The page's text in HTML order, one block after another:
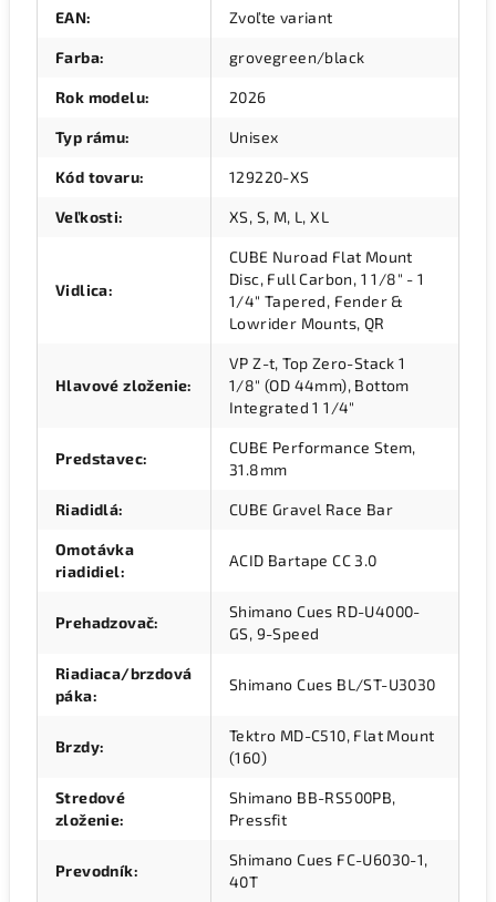
EAN: Zvoľte variant
Farba: grovegreen/black
Rok modelu: 2026
Typ rámu: Unisex
Kód tovaru: 129220-XS
Veľkosti: XS, S, M, L, XL
Vidlica:
CUBE Nuroad Flat Mount
Disc, Full Carbon, 1 1/8" - 1
1/4" Tapered, Fender &
Lowrider Mounts, QR
Hlavové zloženie:
VP Z-t, Top Zero-Stack 1
1/8" (OD 44mm), Bottom
Integrated 1 1/4"
Predstavec:
CUBE Performance Stem,
31.8mm
Riadidlá: CUBE Gravel Race Bar
Omotávka
riadidiel:
ACID Bartape CC 3.0
Prehadzovač:
Shimano Cues RD-U4000-
GS, 9-Speed
Riadiaca/brzdová
páka:
Shimano Cues BL/ST-U3030
Brzdy:
Tektro MD-C510, Flat Mount
(160)
Stredové
zloženie:
Shimano BB-RS500PB,
Pressfit
Prevodník:
Shimano Cues FC-U6030-1,
40T